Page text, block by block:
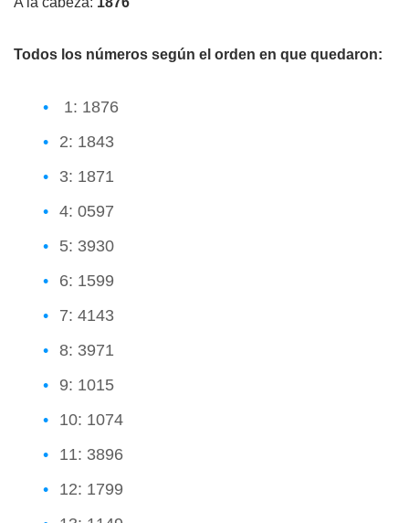
Todos los números según el orden en que quedaron:
1: 1876
2: 1843
3: 1871
4: 0597
5: 3930
6: 1599
7: 4143
8: 3971
9: 1015
10: 1074
11: 3896
12: 1799